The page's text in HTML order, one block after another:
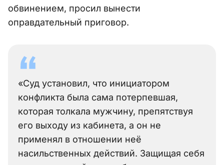
обвинением, просил вынести
оправдательный приговор.
«Суд установил, что инициатором
конфликта была сама потерпевшая,
которая толкала мужчину, препятствуя
его выходу из кабинета, а он не
применял в отношении неё
насильственных действий. Защищая себя